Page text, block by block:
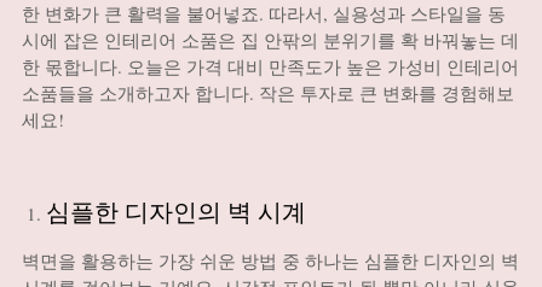
한 변화가 큰 활력을 불어넣죠. 따라서, 실용성과 스타일을 동
시에 잡은 인테리어 소품은 집 안팎의 분위기를 확 바꿔놓는 데
한 몫합니다. 오늘은 가격 대비 만족도가 높은 가성비 인테리어
소품들을 소개하고자 합니다. 작은 투자로 큰 변화를 경험해보
세요!
심플한 디자인의 벽 시계
벽면을 활용하는 가장 쉬운 방법 중 하나는 심플한 디자인의 벽